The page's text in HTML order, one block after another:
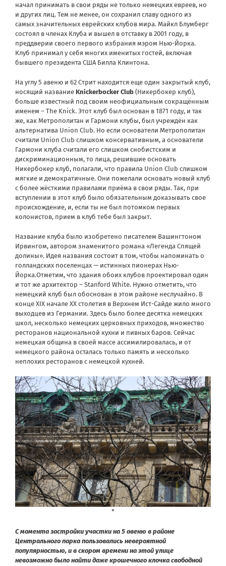
начал принимать в свои ряды не только немецких евреев, но
и других лиц. Тем не менее, он сохранил славу одного из
самых значительных еврейских клубов мира. Майкл Блумберг
состоял в членах Клуба и вышел в отставку в 2001 году, в
преддверии своего первого избрания мэром Нью-Йорка.
Клуб принимал у себя многих именитых гостей, включая
бывшего президента США Билла Клинтона.
На углу 5 авеню и 62 Cтрит находится еще один закрытый клуб,
носящий название Knickerbocker Club (Никербокер клуб),
больше известный под своим неофициальным сокращённым
именем – The Knick. Этот клуб был основан в 1871 году, и так
же, как Метрополитан и Гармони клубы, был учреждён как
альтернатива Union Club. Но если основатели Метрополитан
считали Union Club слишком консервативным, а основатели
Гармони клуба считали его слишком снобистским и
дискриминационным, то лица, решившие основать
Никербокер клуб, полагали, что правила Union Club слишком
мягкие и демократичные. Они пожелали основать новый клуб
с более жёсткими правилами приёма в свои ряды. Так, при
вступлении в этот клуб было обязательным доказывать свое
происхождение, и, если ты не был потомком первых
колонистов, прием в клуб тебе был закрыт.
Название клуба было изобретено писателем Вашингтоном
Ирвингом, автором знаменитого романа «Легенда Спящей
долины». Идея названия состоит в том, чтобы напоминать о
голландских поселенцах — истинных пионерах Нью-
Йорка.Отметим, что здания обоих клубов проектировал один
и тот же архитектор – Stanford White. Нужно отметить, что
немецкий клуб был обоснован в этом районе неслучайно. В
конце XIX начале XX столетия в Верхнем Ист-Cайде жило много
выходцев из Германии. Здесь было более десятка немецких
школ, несколько немецких церковных приходов, множество
ресторанов национальной кухни и пивных баров. Сейчас
немецкая община в своей массе ассимилировалась, и от
немецкого района осталась только память и несколько
неплохих ресторанов с немецкой кухней.
*
С момента застройки участки на 5 авеню в районе
Центрального парка пользовались невероятной
популярностью, и в скором времени на этой улице
невозможно было найти даже крошечного клочка свободной